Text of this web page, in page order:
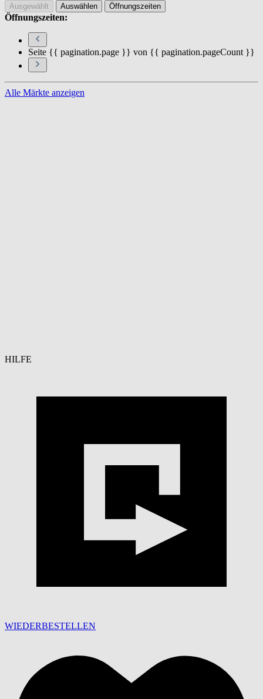
Ausgewählt Auswählen Öffnungszeiten
Öffnungszeiten:
Seite {{ pagination.page }} von {{ pagination.pageCount }}
Alle Märkte anzeigen
HILFE
WIEDERBESTELLEN